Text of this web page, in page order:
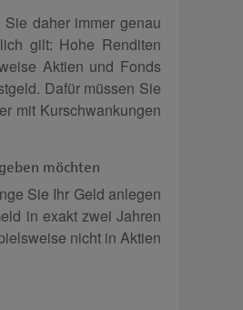
daher immer genau
gilt: Hohe Renditen
Aktien und Fonds
Dafür müssen Sie
mit Kurschwankungen
möchten
Sie Ihr Geld anlegen
in exakt zwei Jahren
nicht in Aktien